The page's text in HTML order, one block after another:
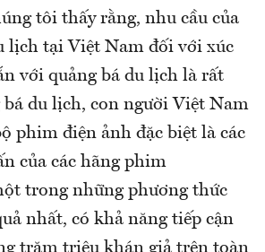
tôi thấy rằng, nhu cầu của
lịch tại Việt Nam đối với xúc
với quảng bá du lịch là rất
bá du lịch, con người Việt Nam
phim điện ảnh đặc biệt là các
của các hãng phim
trong những phương thức
nhất, có khả năng tiếp cận
trăm triệu khán giả trên toàn